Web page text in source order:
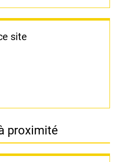
site
proximité